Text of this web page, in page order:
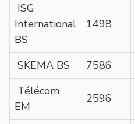
ISG
International
BS
1498
SKEMA BS 7586
Télécom
EM
2596